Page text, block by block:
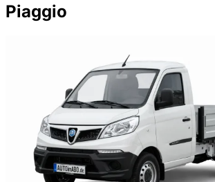
Piaggio